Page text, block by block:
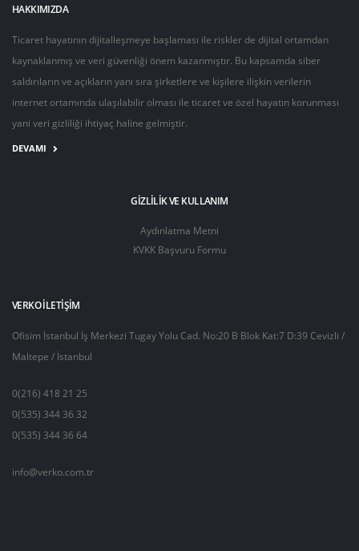
HAKKIMIZDA
Ticaret hayatının dijitalleşmeye başlaması ile riskler de dijital ortamdan
kaynaklanmış ve veri güvenliği önem kazanmıştır. Bu kapsamda siber
saldırıların ve açıkların yanı sıra şirketlere ve kişilere ilişkin verilerin
internet ortamında ulaşılabilir olması ile ticaret ve özel hayatın korunması
yani veri gizliliği ihtiyaç haline gelmiştir.
DEVAMI
GIZLILIK VE KULLANIM
Aydınlatma Metni
KVKK Başvuru Formu
VERKO İLETIŞIM
Ofisim İstanbul İş Merkezi Tugay Yolu Cad. No:20 B Blok Kat:7 D:39 Cevizli /
Maltepe / İstanbul
0(216) 418 21 25
0(535) 344 36 32
0(535) 344 36 64
info@verko.com.tr